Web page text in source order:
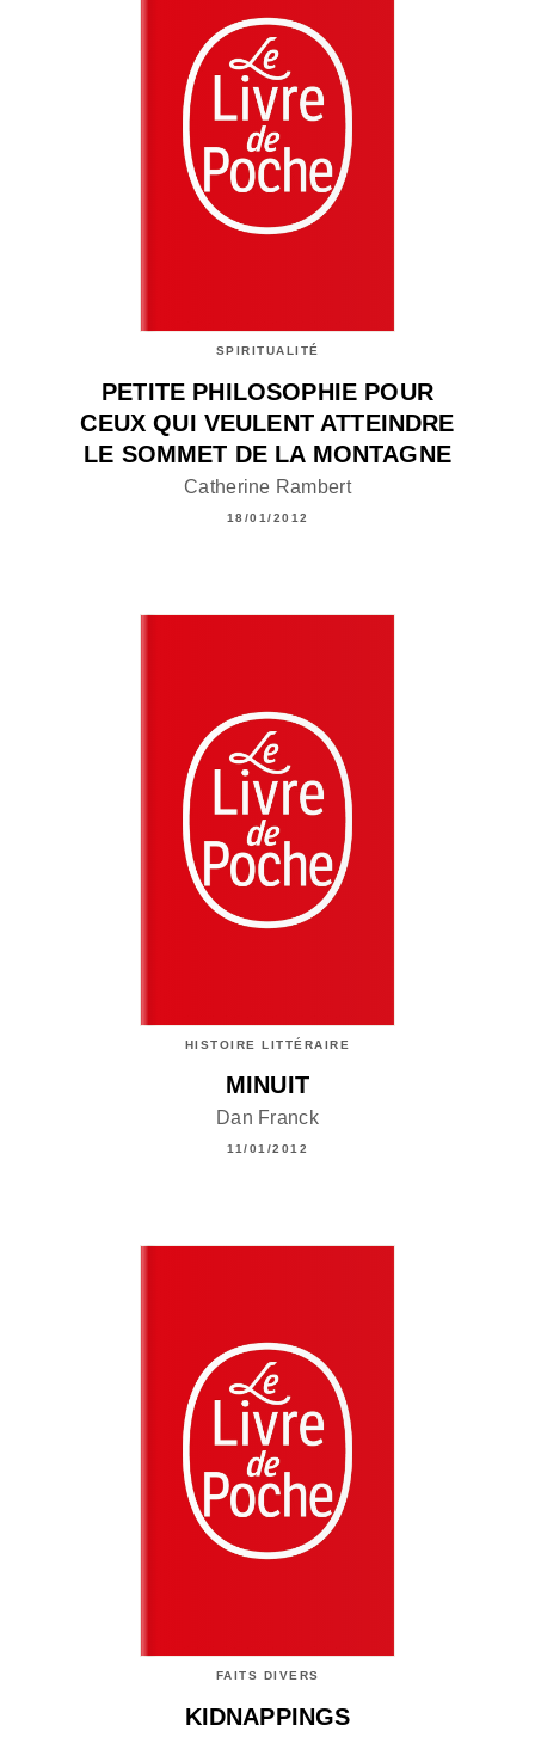
SPIRITUALITÉ
PETITE PHILOSOPHIE POUR
CEUX QUI VEULENT ATTEINDRE
LE SOMMET DE LA MONTAGNE
Catherine Rambert
18/01/2012
HISTOIRE LITTÉRAIRE
MINUIT
Dan Franck
11/01/2012
FAITS DIVERS
KIDNAPPINGS